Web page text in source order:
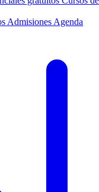
Admisiones Agenda